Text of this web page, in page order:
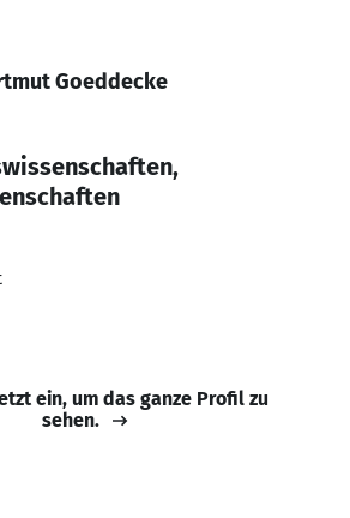
Goeddecke
ein, um das ganze Profil zu
sehen.